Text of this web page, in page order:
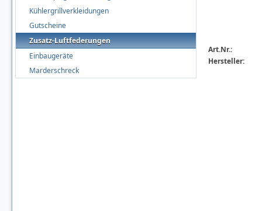
Kühlergrillverkleidungen
Gutscheine
Zusatz-Luftfederungen
Einbaugeräte
Marderschreck
Art.Nr.:
Hersteller: